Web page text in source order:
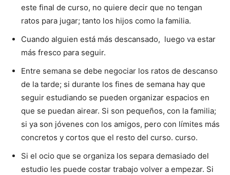
este final de curso, no quiere decir que no tengan
ratos para jugar; tanto los hijos como la familia.
Cuando alguien está más descansado, luego va estar
más fresco para seguir.
Entre semana se debe negociar los ratos de descanso
de la tarde; si durante los fines de semana hay que
seguir estudiando se pueden organizar espacios en
que se puedan airear. Si son pequeños, con la familia;
si ya son jóvenes con los amigos, pero con límites más
concretos y cortos que el resto del curso. curso.
Si el ocio que se organiza los separa demasiado del
estudio les puede costar trabajo volver a empezar. Si